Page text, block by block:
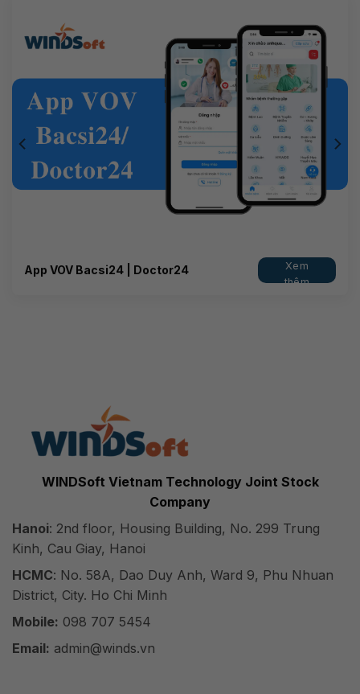
App VOV Bacsi24 | Doctor24
Xem
thêm
WINDSoft Vietnam Technology Joint Stock
Company
Hanoi: 2nd floor, Housing Building, No. 299 Trung
Kinh, Cau Giay, Hanoi
HCMC: No. 58A, Dao Duy Anh, Ward 9, Phu Nhuan
District, City. Ho Chi Minh
Mobile: 098 707 5454
Email: admin@winds.vn